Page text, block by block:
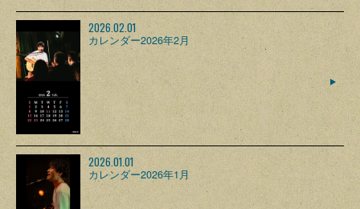
2026.02.01
カレンダー2026年2月
2026.01.01
カレンダー2026年1月